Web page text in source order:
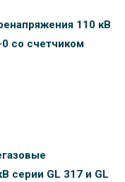
110 кВ
со счетчиком
серии GL 317 и GL